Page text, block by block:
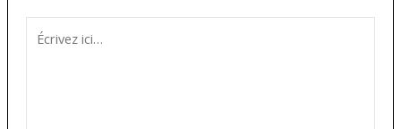
ici…